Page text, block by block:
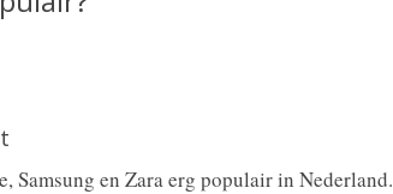
Samsung en Zara erg populair in Nederland.